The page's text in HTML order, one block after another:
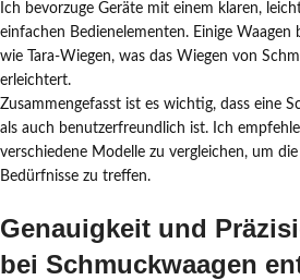
Ich bevorzuge Geräte mit einem klaren,
einfachen Bedienelementen. Einige
wie Tara-Wiegen, was das Wiegen von
erleichtert.
Zusammengefasst ist es wichtig, dass eine
als auch benutzerfreundlich ist. Ich
verschiedene Modelle zu vergleichen, um
Bedürfnisse zu treffen.
Genauigkeit und
bei Schmuckwaagen